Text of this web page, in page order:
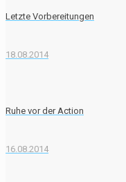
Letzte Vorbereitungen
18.08.2014
Ruhe vor der Action
16.08.2014